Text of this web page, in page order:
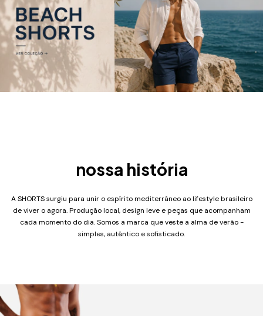
nossa história
A SHORTS surgiu para unir o espírito mediterrâneo ao lifestyle brasileiro
de viver o agora. Produção local, design leve e peças que acompanham
cada momento do dia. Somos a marca que veste a alma de verão -
simples, autêntico e sofisticado.